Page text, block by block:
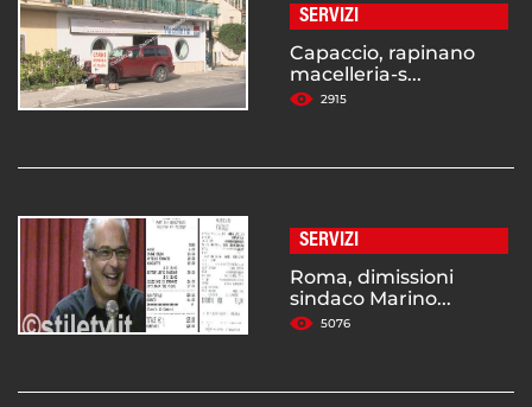
SERVIZI
Capaccio, rapinano
macelleria-s...
2915
SERVIZI
Roma, dimissioni
sindaco Marino...
5076